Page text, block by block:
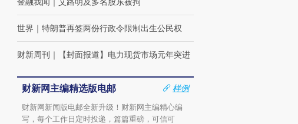
世界 ｜ 特朗普再签两份行政令限制出生公民权
财新周刊 ｜ 【封面报道】电力现货市场元年突进
财新网主编精选版电邮
样例
财新网新闻版电邮全新升级！财新网主编精心编
写，每个工作日定时投递，篇篇重磅，可信可